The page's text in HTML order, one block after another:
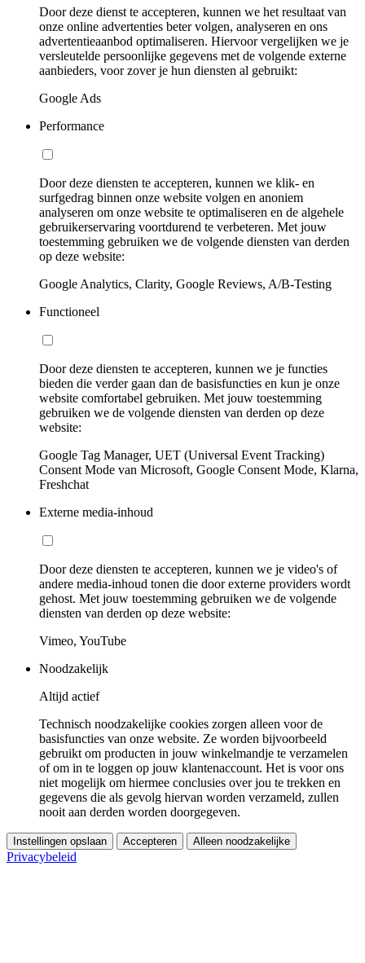
Door deze dienst te accepteren, kunnen we het resultaat van
onze online advertenties beter volgen, analyseren en ons
advertentieaanbod optimaliseren. Hiervoor vergelijken we je
versleutelde persoonlijke gegevens met de volgende externe
aanbieders, voor zover je hun diensten al gebruikt:
Google Ads
Performance
Door deze diensten te accepteren, kunnen we klik- en
surfgedrag binnen onze website volgen en anoniem
analyseren om onze website te optimaliseren en de algehele
gebruikerservaring voortdurend te verbeteren. Met jouw
toestemming gebruiken we de volgende diensten van derden
op deze website:
Google Analytics, Clarity, Google Reviews, A/B-Testing
Functioneel
Door deze diensten te accepteren, kunnen we je functies
bieden die verder gaan dan de basisfuncties en kun je onze
website comfortabel gebruiken. Met jouw toestemming
gebruiken we de volgende diensten van derden op deze
website:
Google Tag Manager, UET (Universal Event Tracking)
Consent Mode van Microsoft, Google Consent Mode, Klarna,
Freshchat
Externe media-inhoud
Door deze diensten te accepteren, kunnen we je video's of
andere media-inhoud tonen die door externe providers wordt
gehost. Met jouw toestemming gebruiken we de volgende
diensten van derden op deze website:
Vimeo, YouTube
Noodzakelijk
Altijd actief
Technisch noodzakelijke cookies zorgen alleen voor de
basisfuncties van onze website. Ze worden bijvoorbeeld
gebruikt om producten in jouw winkelmandje te verzamelen
of om in te loggen op jouw klantenaccount. Het is voor ons
niet mogelijk om hiermee conclusies over jou te trekken en
gegevens die als gevolg hiervan worden verzameld, zullen
nooit aan derden worden doorgegeven.
Instellingen opslaan Accepteren Alleen noodzakelijke
Privacybeleid